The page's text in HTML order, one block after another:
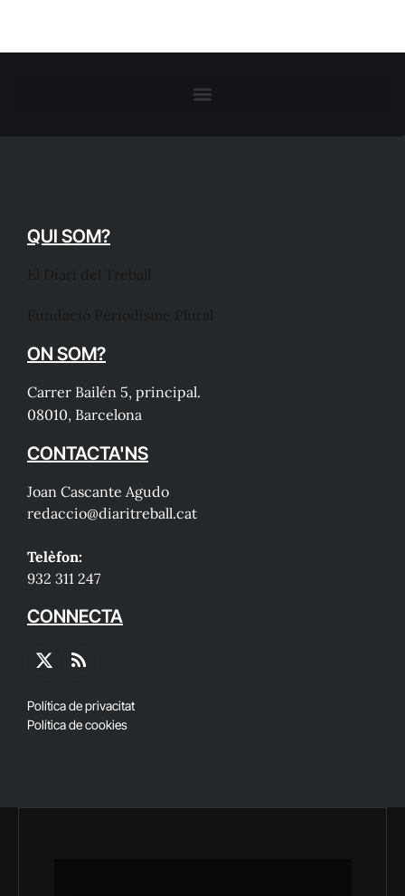
QUI SOM?
ON SOM?
Carrer Bailén 5, principal.
08010, Barcelona
CONTACTA'NS
Joan Cascante Agudo
redaccio@diaritreball.cat
Telèfon:
932 311 247
CONNECTA
X
RSS
Política de privacitat
Política de cookies